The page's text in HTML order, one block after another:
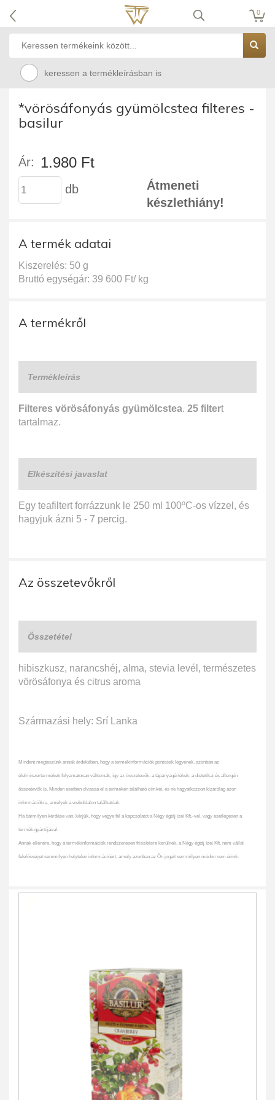
0
keressen a termékleírásban is
*vörösáfonyás gyümölcstea filteres -
basilur
Ár: 1.980 Ft
db
Átmeneti
készlethiány!
A termék adatai
Kiszerelés: 50 g
Bruttó egységár: 39 600 Ft/ kg
A termékről
Termékleírás
Filteres vörösáfonyás gyümölcstea. 25 filtert
tartalmaz.
Elkészítési javaslat
Egy teafiltert forrázzunk le 250 ml 100ºC-os vízzel, és
hagyjuk ázni 5 - 7 percig.
Az összetevőkről
Összetétel
hibiszkusz, narancshéj, alma, stevia levél, természetes
vörösáfonya és citrus aroma
Származási hely: Srí Lanka
Mindent megteszünk annak érdekében, hogy a termékinformációk pontosak legyenek, azonban az
élelmiszertermékek folyamatosan változnak, így az összetevők, a tápanyagértékek, a dietetikai és allergén
összetevők is. Minden esetben olvassa el a terméken található címkét, és ne hagyatkozzon kizárólag azon
információkra, amelyek a weboldalon találhatóak.
Ha bármilyen kérdése van, kérjük, hogy vegye fel a kapcsolatot a Négy égtáj ízei Kft.-vel, vagy esetlegesen a
termék gyártójával.
Annak ellenére, hogy a termékinformációk rendszeresen frissítésre kerülnek, a Négy égtáj ízei Kft. nem vállal
felelősséget semmilyen helytelen információért, amely azonban az Ön jogait semmilyen módon nem érinti.